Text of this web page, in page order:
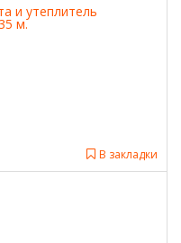
и утеплитель
м.
В закладки